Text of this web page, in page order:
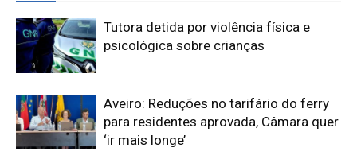
Tutora detida por violência física e
psicológica sobre crianças
Aveiro: Reduções no tarifário do ferry
para residentes aprovada, Câmara quer
‘ir mais longe’